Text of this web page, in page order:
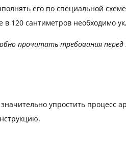
его по специальной
120 сантиметров необходимо
прочитать требования
упростить процесс